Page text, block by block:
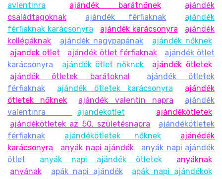
avlentinra
ajándék barátnőnek
ajándék
családtagoknak
ajándék férfiaknak
ajándék
férfiaknak karácsonyra
ajándék karácsonyra
ajándék
kollégáknak
ajándék nagypapának
ajándék nőknek
ajandek otlet
ajándék ötlet férfiaknak
ajándék ötlet
karácsonyra
ajándék ötlet nőknek
ajándék ötletek
ajándék ötletek barátoknal
ajándék ötletek
férfiaknak
ajándék ötletek karácsonyra
ajándék
ötletek nőknek
ajándék valentin napra
ajándék
valentinra
ajandekotlet
ajándékötletek
ajándékötletek az 50. születésnapra
ajándékötletek
férfiaknak
ajándékötletek nőknek
ajánédék
karácsonyra
anyák napi ajándék
anyák napi ajándék
ötlet
anyák napi ajándék ötletek
anyáknak
anyának
apák napi ajándék
apák napi ajándékok